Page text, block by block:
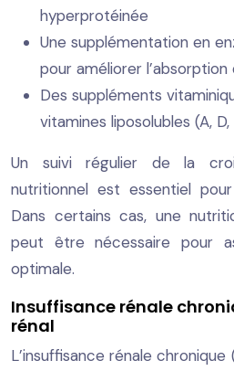
hyperprotéinée
Une supplémentation en
pour améliorer
Des suppléments
vitamines liposolubles (A, D,
Un suivi régulier de la
nutritionnel est essentiel
Dans certains cas, une
peut être nécessaire pour
optimale.
Insuffisance rénale
rénal
L’insuffisance rénale